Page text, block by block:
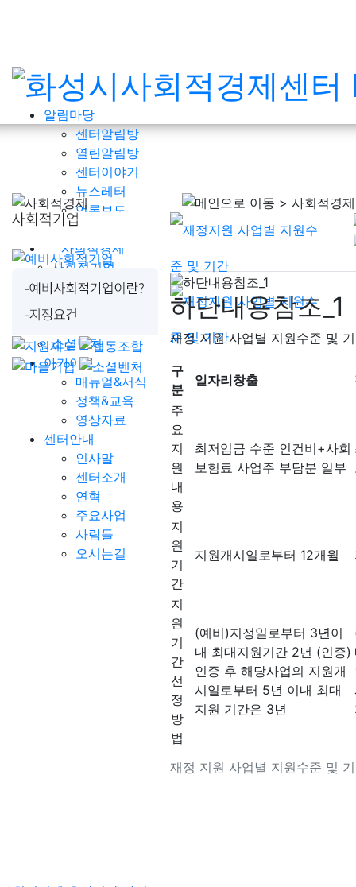
알림마당
센터알림방
열린알림방
센터이야기
뉴스레터
언론보도
사회적경제현황
사회적경제
사회적기업
예비사회적기업
협동조합
마을기업
소셜벤처
아카이브
매뉴얼&서식
정책&교육
영상자료
센터안내
인사말
센터소개
연혁
주요사업
사람들
오시는길
하단내용참조_1
재정 지원 사업별 지원수준 및
재정 지원 사업별 지원수준 및
구
분
일자리창출
주
요
지
원
내
용
최저임금 수준 인건비+사회
보험료 사업주 부담분 일부
지
원
기
간
지원개시일로부터 12개월
지
원
기
간
선
정
방
법
(예비)지정일로부터 3년이
내 최대지원기간 2년 (인증)
인증 후 해당사업의 지원개
시일로부터 5년 이내 최대
지원 기간은 3년